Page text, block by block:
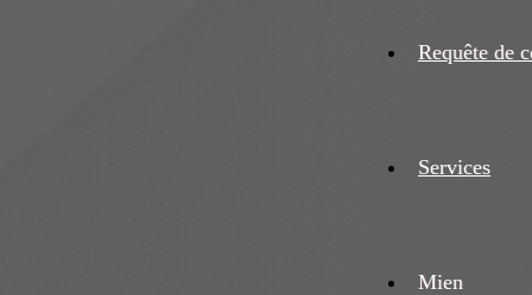
Requête de
Services
Mien